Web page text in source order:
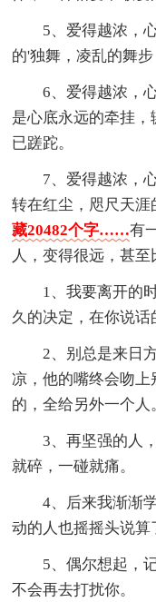
5、爱得越浓，
的'独舞，凌乱的舞
6、爱得越浓，
是心底永远的牵挂
已蹉跎。
7、爱得越浓，
转在红尘，咫尺天
藏20482个字……有
人，变得很远，甚至
1、我要离开的
久的决定，在你说话
2、别总是来日
凉，他的嘴终会吻
的，全给另外一个人
3、再坚强的人
就碎，一碰就痛。
4、后来我渐渐
动的人也摇摇头说算
5、偶尔想起，
不会再去打扰你。